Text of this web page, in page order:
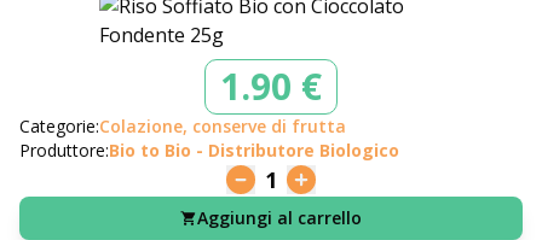
1.90 €
Categorie:Colazione, conserve di frutta
Produttore:Bio to Bio - Distributore Biologico
1
Aggiungi al carrello